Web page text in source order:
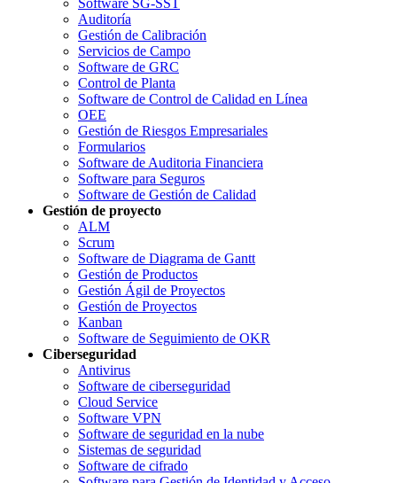
Auditoría
Gestión de Calibración
Servicios de Campo
Software de GRC
Control de Planta
Software de Control de Calidad en Línea
OEE
Gestión de Riesgos Empresariales
Formularios
Software de Auditoria Financiera
Software para Seguros
Software de Gestión de Calidad
Gestión de proyecto
ALM
Scrum
Software de Diagrama de Gantt
Gestión de Productos
Gestión Ágil de Proyectos
Gestión de Proyectos
Kanban
Software de Seguimiento de OKR
Ciberseguridad
Antivirus
Software de ciberseguridad
Cloud Service
Software VPN
Software de seguridad en la nube
Sistemas de seguridad
Software de cifrado